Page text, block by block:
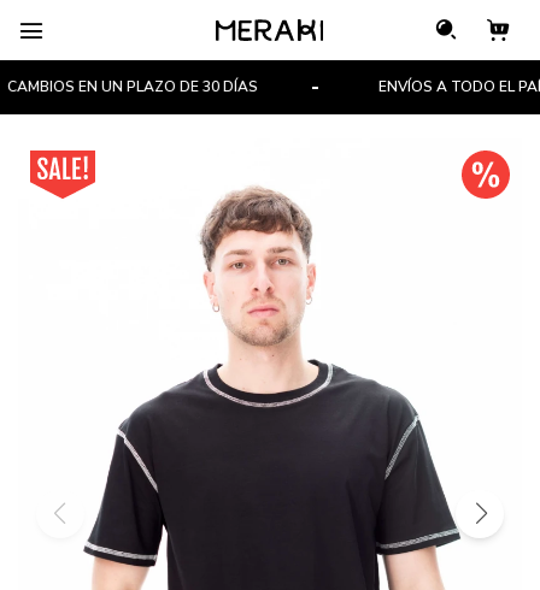

EN UN PLAZO DE 30 DÍAS ENVÍOS A TODO EL PAÍS